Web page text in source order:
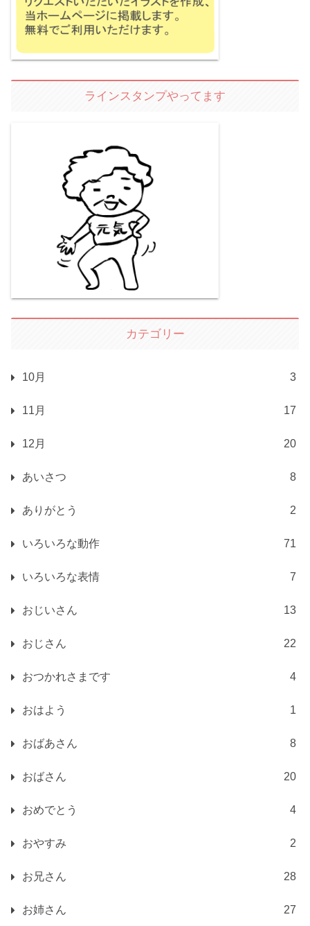
ラインスタンプやってます
カテゴリー
10月 3
11月 17
12月 20
あいさつ 8
ありがとう 2
いろいろな動作 71
いろいろな表情 7
おじいさん 13
おじさん 22
おつかれさまです 4
おはよう 1
おばあさん 8
おばさん 20
おめでとう 4
おやすみ 2
お兄さん 28
お姉さん 27